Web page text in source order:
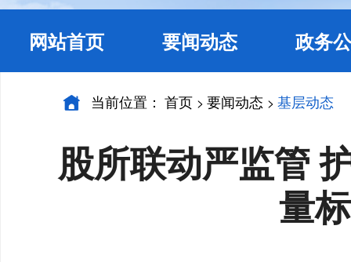
网站首页 要闻动态 政务
当前位置： 首页 > 要闻动态 > 基层动态
股所联动严监管
量